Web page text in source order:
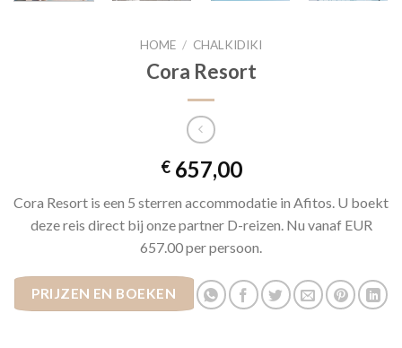
HOME / CHALKIDIKI
Cora Resort
€657,00
Cora Resort is een 5 sterren accommodatie in Afitos. U boekt
deze reis direct bij onze partner D-reizen. Nu vanaf EUR
657.00 per persoon.
PRIJZEN EN BOEKEN